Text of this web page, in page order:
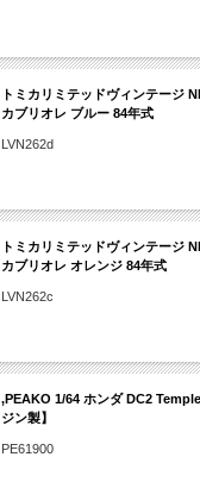
トミカリミテッドヴィンテージ
カブリオレ ブルー 84年式
LVN262d
トミカリミテッドヴィンテージ
カブリオレ オレンジ 84年式
LVN262c
,PEAKO 1/64 ホンダ DC2
ジン製】
PE61900